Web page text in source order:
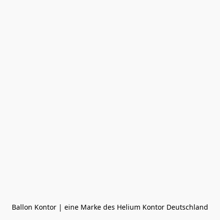
Ballon Kontor | eine Marke des Helium Kontor Deutschland